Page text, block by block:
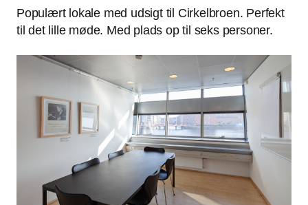
Populært lokale med udsigt til Cirkelbroen. Perfekt
til det lille møde. Med plads op til seks personer.